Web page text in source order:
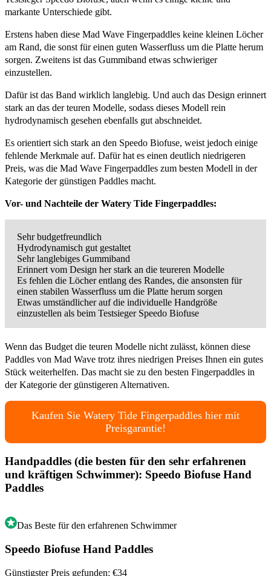
markante Unterschiede gibt.
Erstens haben diese Mad Wave Fingerpaddles keine kleinen Löcher
am Rand, die sonst für einen guten Wasserfluss um die Platte herum
sorgen. Zweitens ist das Gummiband etwas schwieriger
einzustellen.
Dafür ist das Band wirklich langlebig. Und auch das Design erinnert
stark an das der teuren Modelle, sodass dieses Modell rein
hydrodynamisch gesehen ebenfalls gut abschneidet.
Es orientiert sich stark an den Speedo Biofuse, weist jedoch einige
fehlende Merkmale auf. Dafür hat es einen deutlich niedrigeren
Preis, was die Mad Wave Fingerpaddles zum besten Modell in der
Kategorie der günstigen Paddles macht.
Vor- und Nachteile der Watery Tide Fingerpaddles:
Sehr budgetfreundlich
Hydrodynamisch gut gestaltet
Sehr langlebiges Gummiband
Erinnert vom Design her stark an die teureren Modelle
Es fehlen die Löcher entlang des Randes, die ansonsten für
einen stabilen Wasserfluss um die Platte herum sorgen
Etwas umständlicher auf die individuelle Handgröße
einzustellen als beim Testsieger Speedo Biofuse
Wenn das Budget die teuren Modelle nicht zulässt, können diese
Paddles von Mad Wave trotz ihres niedrigen Preises Ihnen ein gutes
Stück weiterhelfen. Das macht sie zu den besten Fingerpaddles in
der Kategorie der günstigeren Alternativen.
Kaufen Sie Watery Tide Fingerpaddles hier mit
Preisgarantie!
Handpaddles (die besten für den sehr erfahrenen
und kräftigen Schwimmer): Speedo Biofuse Hand
Paddles
Das Beste für den erfahrenen Schwimmer
Speedo Biofuse Hand Paddles
Günstigster Preis gefunden: €34